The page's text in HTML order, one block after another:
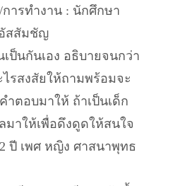
ารทำงาน : นักศึกษา
สสัมชัญ
เป็นกันเอง อธิบายจนกว่า
ไรสงสัยให้ถามพร้อมจะ
ตอบมาให้ ถ้าเป็นเด็ก
มาให้เพื่อดึงดูดให้สนใจ
ปี เพศ หญิง ศาสนาพุทธ